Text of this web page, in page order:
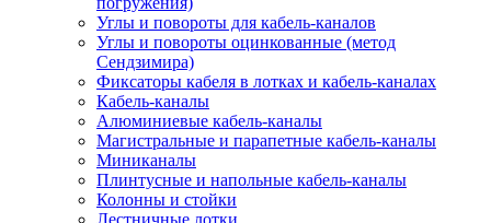
Углы и повороты для кабель-каналов
Углы и повороты оцинкованные (метод
Сендзимира)
Фиксаторы кабеля в лотках и кабель-каналах
Кабель-каналы
Алюминиевые кабель-каналы
Магистральные и парапетные кабель-каналы
Миниканалы
Плинтусные и напольные кабель-каналы
Колонны и стойки
Лестничные лотки